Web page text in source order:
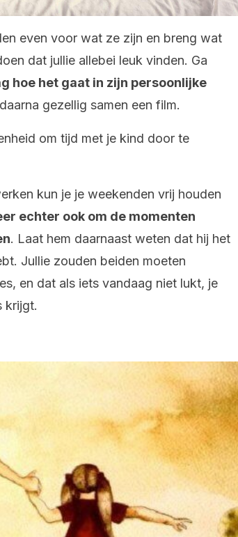
even voor wat ze zijn en breng wat
dat jullie allebei leuk vinden. Ga
hoe het gaat in zijn persoonlijke
gezellig samen een film.
om tijd met je kind door te
kun je je weekenden vrij houden
echter ook om de momenten
. Laat hem daarnaast weten dat hij het
Jullie zouden beiden moeten
en dat als iets vandaag niet lukt, je
krijgt.